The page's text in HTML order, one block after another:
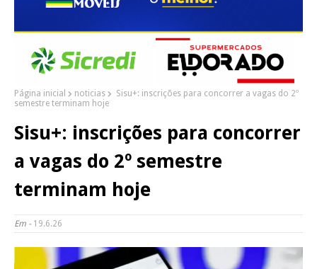
Página inicial noticias
Sisu+: inscrições para concorrer a vagas do 2º
semestre terminam hoje
Sisu+: inscrições para concorrer
a vagas do 2º semestre
terminam hoje
Em - 19.6.26